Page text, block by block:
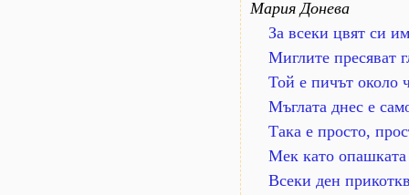
Мария Донева
За всеки цвят си
Миглите пресяват
Той е пичът около
Мъглата днес е
Така е просто,
Мек като опашката
Всеки ден